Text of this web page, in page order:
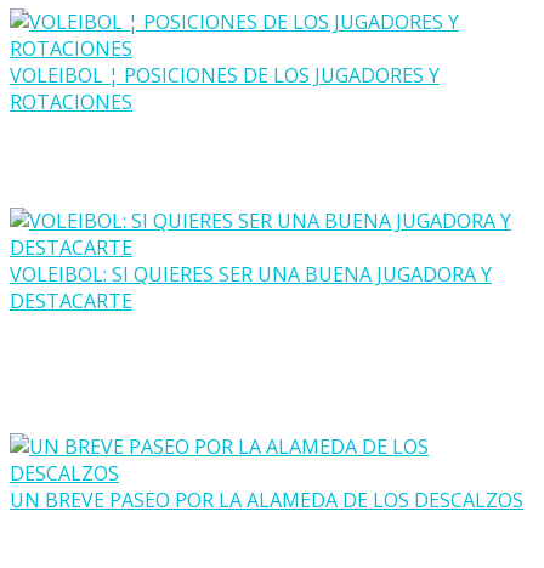
VOLEIBOL ¦ POSICIONES DE LOS JUGADORES Y
ROTACIONES
VOLEIBOL: SI QUIERES SER UNA BUENA JUGADORA Y
DESTACARTE
UN BREVE PASEO POR LA ALAMEDA DE LOS DESCALZOS